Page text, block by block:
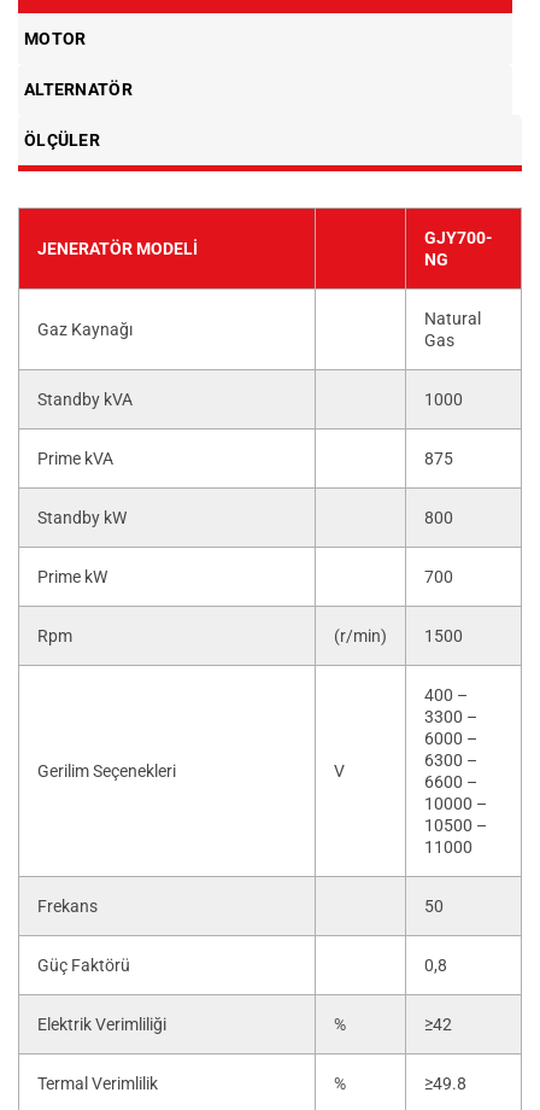
MOTOR
ALTERNATÖR
ÖLÇÜLER
JENERATÖR MODELI
GJY700-
NG
Gaz Kaynağı
Natural
Gas
Standby kVA 1000
Prime kVA 875
Standby kW 800
Prime kW 700
Rpm (r/min) 1500
Gerilim Seçenekleri V
400 –
3300 –
6000 –
6300 –
6600 –
10000 –
10500 –
11000
Frekans 50
Güç Faktörü 0,8
Elektrik Verimliliği % ≥42
Termal Verimlilik % ≥49.8